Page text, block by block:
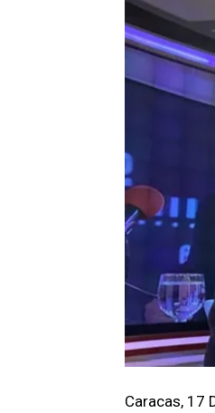
Caracas, 17